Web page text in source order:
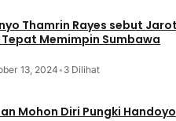
Rayes sebut Jarot-Ansori Figur
Memimpin Sumbawa
13, 2024• 3 Dilihat
Mohon Diri Pungki Handoyo